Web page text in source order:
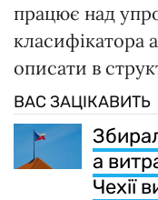
працює над
класифікатора
описати в
ВАС ЗАЦІКАВИТЬ
а
Чехії